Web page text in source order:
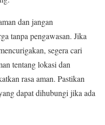
dan jangan
tanpa pengawasan. Jika
segera cari
tentang lokasi dan
rasa aman. Pastikan
dapat dihubungi jika ada